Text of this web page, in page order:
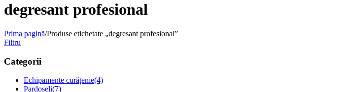
degresant profesional
Prima pagină/Produse etichetate „degresant profesional”
Filtru
Categorii
Echipamente curățenie(4)
Pardoseli(7)